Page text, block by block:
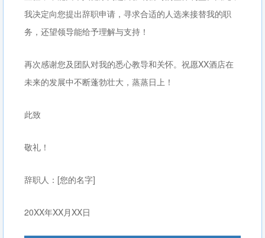
我决定向您提出辞职申请，寻求合适的人选来接替我的职
务，还望领导能给予理解与支持！
再次感谢您及团队对我的悉心教导和关怀。祝愿XX酒店在
未来的发展中不断蓬勃壮大，蒸蒸日上！
此致
敬礼！
辞职人：[您的名字]
20XX年XX月XX日